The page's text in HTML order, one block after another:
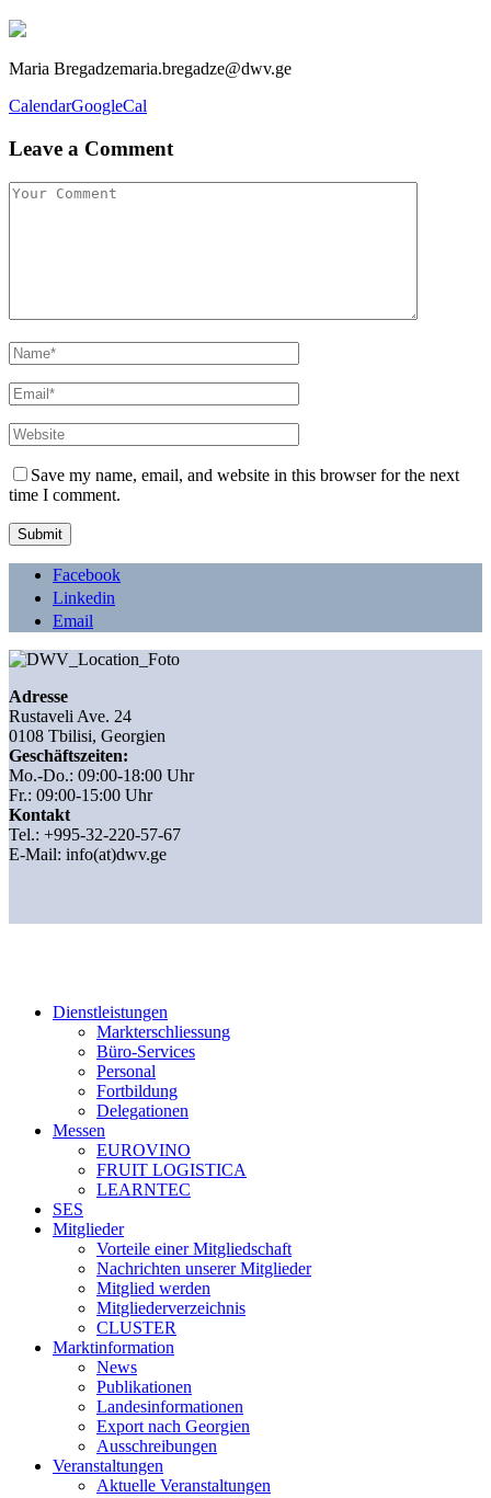
Maria Bregadzemaria.bregadze@dwv.ge
CalendarGoogleCal
Leave a Comment
Save my name, email, and website in this browser for the next
time I comment.
Facebook
Linkedin
Email
Adresse
Rustaveli Ave. 24
0108 Tbilisi, Georgien
Geschäftszeiten:
Mo.-Do.: 09:00-18:00 Uhr
Fr.: 09:00-15:00 Uhr
Kontakt
Tel.: +995-32-220-57-67
E-Mail: info(at)dwv.ge
Dienstleistungen
Markterschliessung
Büro-Services
Personal
Fortbildung
Delegationen
Messen
EUROVINO
FRUIT LOGISTICA
LEARNTEC
SES
Mitglieder
Vorteile einer Mitgliedschaft
Nachrichten unserer Mitglieder
Mitglied werden
Mitgliederverzeichnis
CLUSTER
Marktinformation
News
Publikationen
Landesinformationen
Export nach Georgien
Ausschreibungen
Veranstaltungen
Aktuelle Veranstaltungen